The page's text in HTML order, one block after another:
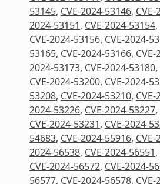
53145, CVE-2024-53146,
2024-53151, CVE-2024-53154,
CVE-2024-53156, CVE-2024-
53165, CVE-2024-53166,
2024-53173, CVE-2024-53180,
CVE-2024-53200, CVE-2024-
53208, CVE-2024-53210,
2024-53226, CVE-2024-53227,
CVE-2024-53231, CVE-2024-
54683, CVE-2024-55916,
2024-56538, CVE-2024-56551,
CVE-2024-56572, CVE-2024-
56577, CVE-2024-56578,